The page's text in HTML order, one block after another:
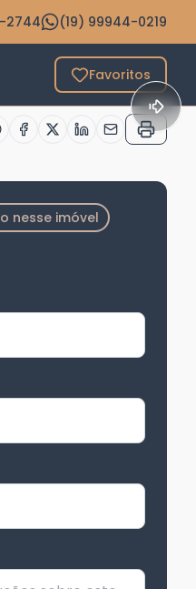
2744 (19) 99944-0219
Favoritos
nesse imóvel